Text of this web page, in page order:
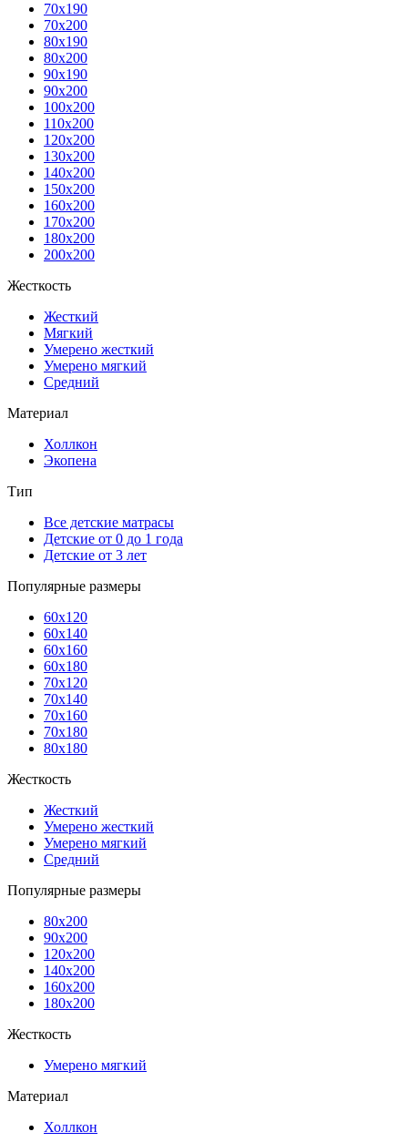
70x190
70x200
80x190
80x200
90x190
90x200
100x200
110x200
120x200
130x200
140x200
150x200
160x200
170x200
180x200
200x200
Жесткость
Жесткий
Мягкий
Умерено жесткий
Умерено мягкий
Средний
Материал
Холлкон
Экопена
Тип
Все детские матрасы
Детские от 0 до 1 года
Детские от 3 лет
Популярные размеры
60x120
60x140
60x160
60x180
70x120
70x140
70x160
70x180
80x180
Жесткость
Жесткий
Умерено жесткий
Умерено мягкий
Средний
Популярные размеры
80x200
90x200
120x200
140x200
160x200
180x200
Жесткость
Умерено мягкий
Материал
Холлкон